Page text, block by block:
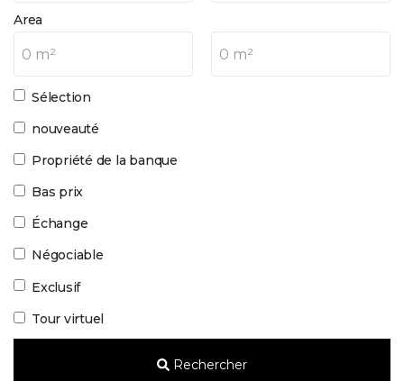
Area
0 m² 0 m²
Sélection
nouveauté
Propriété de la banque
Bas prix
Échange
Négociable
Exclusif
Tour virtuel
Rechercher